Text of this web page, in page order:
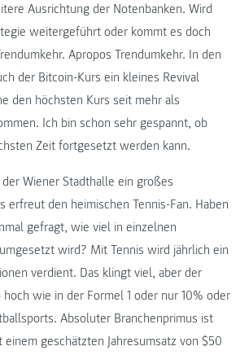
Ausrichtung der Notenbanken. Wird
weitergeführt oder kommt es doch
Apropos Trendumkehr. In den
der Bitcoin-Kurs ein kleines Revival
den höchsten Kurs seit mehr als
Ich bin schon sehr gespannt, ob
Zeit fortgesetzt werden kann.
Wiener Stadthalle ein großes
erfreut den heimischen Tennis-Fan. Haben
gefragt, wie viel in einzelnen
wird? Mit Tennis wird jährlich ein
verdient. Das klingt viel, aber der
wie in der Formel 1 oder nur 10% oder
Absoluter Branchenprimus ist
geschätzten Jahresumsatz von $50